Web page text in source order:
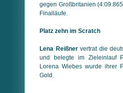
gegen Großbritanien
Finalläufe.
Platz zehn im Scratch
Lena Reißnervertrat die
und belegte im Zieleinlauf
Lorena Wiebes wurde ihrer
Gold.